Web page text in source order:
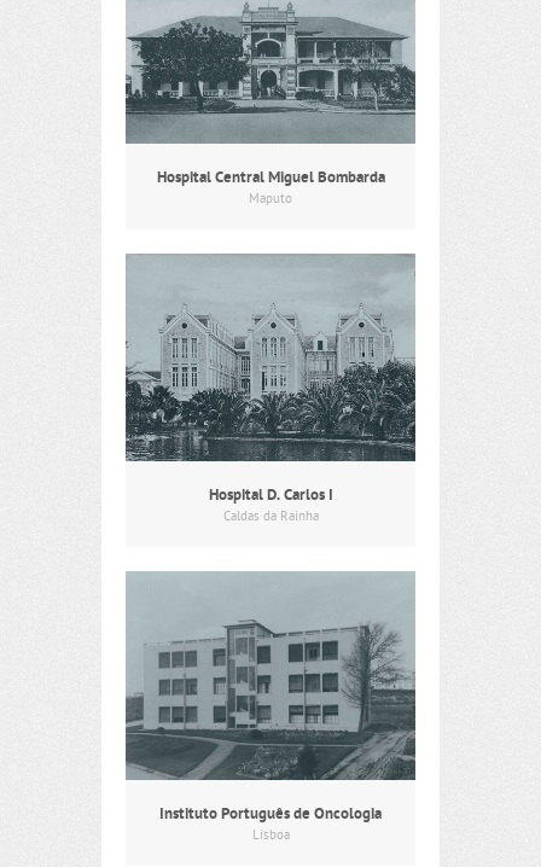
Hospital Central Miguel Bombarda
Maputo
Hospital D. Carlos I
Caldas da Rainha
Instituto Português de Oncologia
Lisboa